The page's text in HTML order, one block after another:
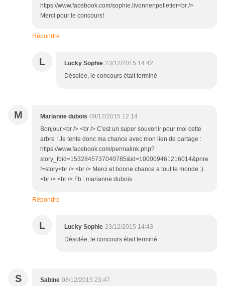
https://www.facebook.com/sophie.livonnenpelletier<br />
Merci pour le concours!
Répondre
L Lucky Sophie 23/12/2015 14:42
Désolée, le concours était terminé
M Marianne dubois 09/12/2015 12:14
Bonjour,<br /> <br /> C'est un super souvenir pour moi cette
arbre ! Je tente donc ma chance avec mon lien de partage :
https://www.facebook.com/permalink.php?
story_fbid=1532845737040785&id=100009461216014&pnre
f=story<br /> <br /> Merci et bonne chance a tout le monde :)
<br /> <br /> Fb : marianne dubois
Répondre
L Lucky Sophie 23/12/2015 14:43
Désolée, le concours était terminé
S Sabine 08/12/2015 23:47